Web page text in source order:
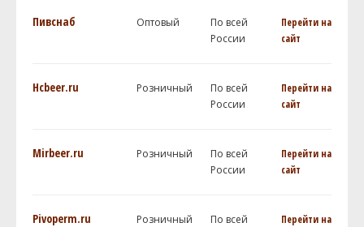
Пивснаб Оптовый
По всей
России
Перейти на
сайт
Hcbeer.ru Розничный
По всей
России
Перейти на
сайт
Mirbeer.ru Розничный
По всей
России
Перейти на
сайт
Pivoperm.ru Розничный
По всей
Перейти на